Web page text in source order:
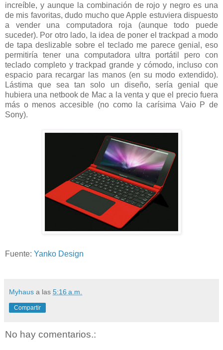
increíble, y aunque la combinación de rojo y negro es una
de mis favoritas, dudo mucho que Apple estuviera dispuesto
a vender una computadora roja (aunque todo puede
suceder). Por otro lado, la idea de poner el trackpad a modo
de tapa deslizable sobre el teclado me parece genial, eso
permitiría tener una computadora ultra portátil pero con
teclado completo y trackpad grande y cómodo, incluso con
espacio para recargar las manos (en su modo extendido).
Lástima que sea tan solo un diseño, sería genial que
hubiera una netbook de Mac a la venta y que el precio fuera
más o menos accesible (no como la carísima Vaio P de
Sony).
Fuente: Yanko Design
Myhaus a las 5:16 a.m.
Compartir
No hay comentarios.: